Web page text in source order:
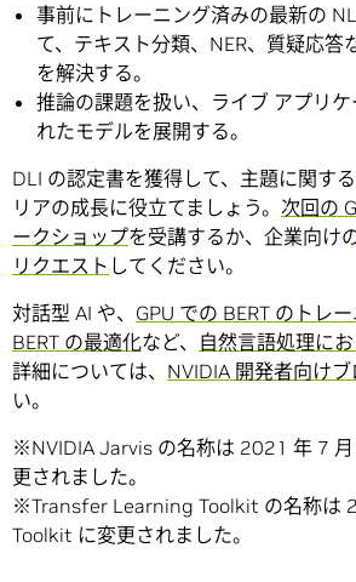
事前にトレーニング済みの最新の
て、テキスト分類、NER、質疑応答
を解決する。
推論の課題を扱い、ライブ アプリ
れたモデルを展開する。
DLI の認定書を獲得して、主題に関す
リアの成長に役立てましょう。 次回の
ークショップを受講するか、企業向け
リクエスト してください。
対話型 AI や、 GPU での BERT のトレ
BERT の最適化など、 自然言語処理に
詳細については、 NVIDIA 開発者向けブ
い。
※NVIDIA Jarvis の名称は 2021 年 7 月
更されました。
※Transfer Learning Toolkit の名称は
Toolkit に変更されました。